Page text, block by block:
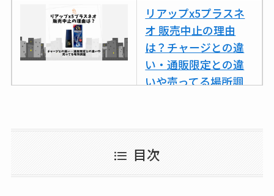
キーピング販売終了
理由はなぜ？売って
ない？売ってる場所
は？代わりの代用品
も調査
は？おすすめや効果
も調査
リアップx5プラスネ
オ 販売中止の理由
は？チャージとの違
い・通販限定との違
いや売ってる場所調
ココネシャンプー詰
てる？ドンキ・ロフ
トなど販売店や安い
目次